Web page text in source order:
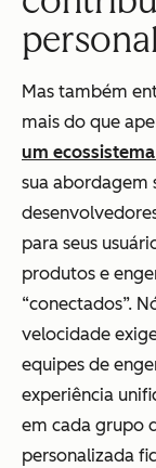
Mas também
mais do que
um
sua abordagem
para seus
produtos e
“conectados”.
velocidade
equipes de
experiência
em cada grupo
personalizada